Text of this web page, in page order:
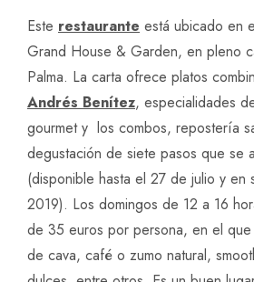
Este restaurante está ubicado en
Grand House & Garden, en pleno
Palma. La carta ofrece platos
Andrés Benítez, especialidades
gourmet y los combos, repostería
degustación de siete pasos que se
(disponible hasta el 27 de julio y en
2019). Los domingos de 12 a 16
de 35 euros por persona, en el
de cava, café o zumo natural,